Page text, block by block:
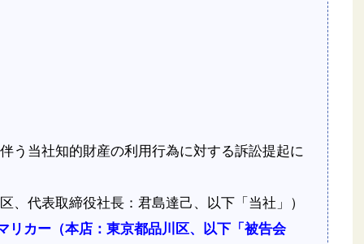
う当社知的財産の利用行為に対する訴訟提起に
、代表取締役社長：君島達己、以下「当社」）
リカー（本店：東京都品川区、以下「被告会